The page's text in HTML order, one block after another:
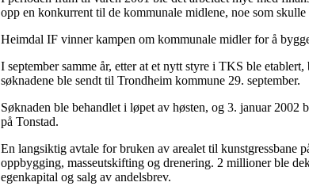
opp en konkurrent til de kommunale midlene, noe som
Heimdal IF vinner kampen om kommunale midler for å
I september samme år, etter at et nytt styre i TKS ble
søknadene ble sendt til Trondheim kommune 29. september.
Søknaden ble behandlet i løpet av høsten, og 3. januar 2002
på Tonstad.
En langsiktig avtale for bruken av arealet til kunstgressbane
oppbygging, masseutskifting og drenering. 2 millioner ble
egenkapital og salg av andelsbrev.